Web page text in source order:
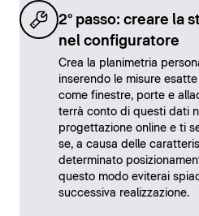
2° passo: creare la
nel configuratore
Crea la planimetria
inserendo le misure
come finestre, porte e
terrà conto di questi dati
progettazione online e ti
se, a causa delle
determinato
questo modo eviterai
successiva realizzazione.